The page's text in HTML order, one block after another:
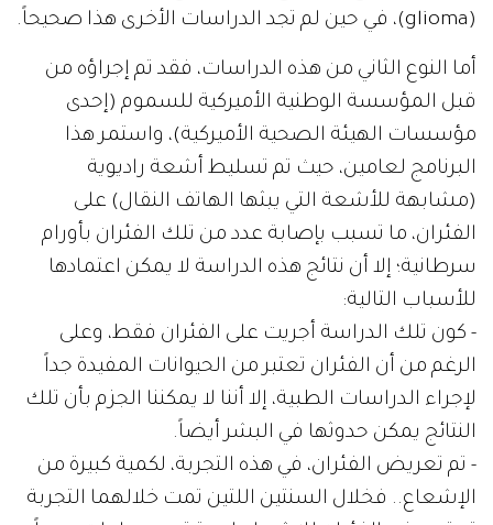
(glioma)، في حين لم تجد الدراسات الأخرى هذا صحيحاً.
أما النوع الثاني من هذه الدراسات، فقد تم إجراؤه من
قبل المؤسسة الوطنية الأميركية للسموم (إحدى
مؤسسات الهيئة الصحية الأميركية)، واستمر هذا
البرنامج لعامين، حيث تم تسليط أشعة راديوية
(مشابهة للأشعة التي يبثها الهاتف النقال) على
الفئران، ما تسبب بإصابة عدد من تلك الفئران بأورام
سرطانية؛ إلا أن نتائج هذه الدراسة لا يمكن اعتمادها
للأسباب التالية:
- كون تلك الدراسة أجريت على الفئران فقط، وعلى
الرغم من أن الفئران تعتبر من الحيوانات المفيدة جداً
لإجراء الدراسات الطبية، إلا أننا لا يمكننا الجزم بأن تلك
النتائج يمكن حدوثها في البشر أيضاً.
- تم تعريض الفئران، في هذه التجربة، لكمية كبيرة من
الإشعاع.. فخلال السنتين اللتين تمت خلالهما التجربة